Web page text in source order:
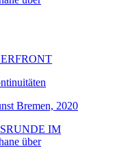
Bremen, 2020